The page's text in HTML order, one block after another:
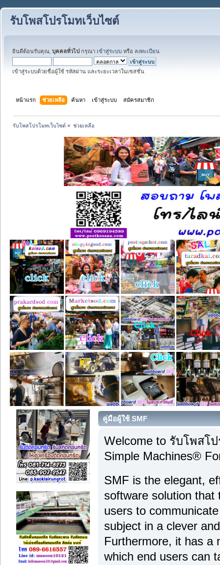
รับโพสโปรโมทเว็บไซต์
ยินดีต้อนรับคุณ, บุคคลทั่วไป กรุณา เข้าสู่ระบบ หรือ ลงทะเบียน
เข้าสู่ระบบด้วยชื่อผู้ใช้ รหัสผ่าน และระยะเวลาในเซสชั่น
หน้าแรก ช่วยเหลือ ค้นหา เข้าสู่ระบบ สมัครสมาชิก
รับโพสโปรโมทเว็บไซต์ » ช่วยเหลือ
คู่มือผู้ใช้ SMF
Welcome to รับโพสโ
Simple Machines®
SMF is the elegant,
software solution that
users to
subject in a clever
Furthermore, it has a
which end users can